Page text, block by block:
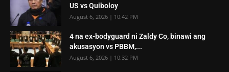
US vs Quiboloy
August 6, 2026 | 10:42 PM
4 na ex-bodyguard ni Zaldy Co, binawi ang
akusasyon vs PBBM,...
August 6, 2026 | 10:32 PM